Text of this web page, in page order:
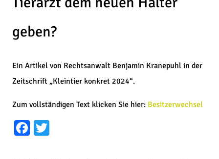
geben?
Ein Artikel von Rechtsanwalt Benjamin Kranepuhl in der
Zeitschrift „Kleintier konkret 2024“.
Zum vollständigen Text klicken Sie hier: Besitzerwechsel
Facebook